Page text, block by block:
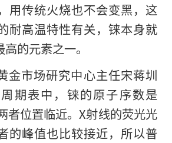
用传统火烧也不会变黑，这
耐高温特性有关，铼本身就
的元素之一。
金市场研究中心主任宋蒋圳
期表中，铼的原子序数是
者位置临近。X射线的荧光光
的峰值也比较接近，所以普